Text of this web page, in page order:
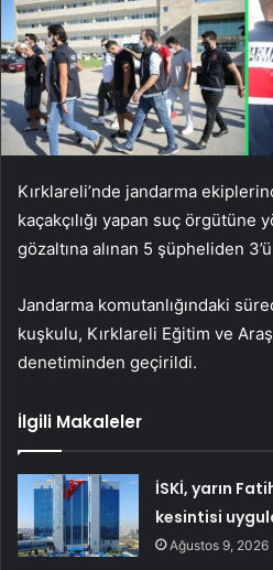
Kırklareli’nde jandarma
kaçakçılığı yapan suç örgütüne
gözaltına alınan 5 şüpheliden
Jandarma komutanlığındaki
kuşkulu, Kırklareli Eğitim ve
denetiminden geçirildi.
İlgili Makaleler
İSKİ, yarın
kesintisi
Ağustos 9, 2026